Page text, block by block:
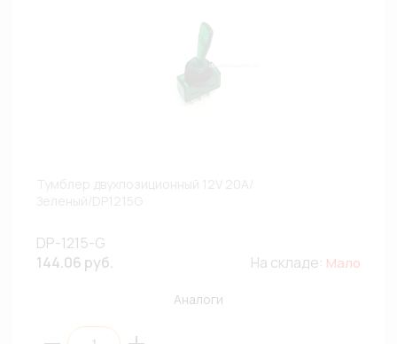
DP-1215-G
144.06 руб.
На складе: Мало
Аналоги